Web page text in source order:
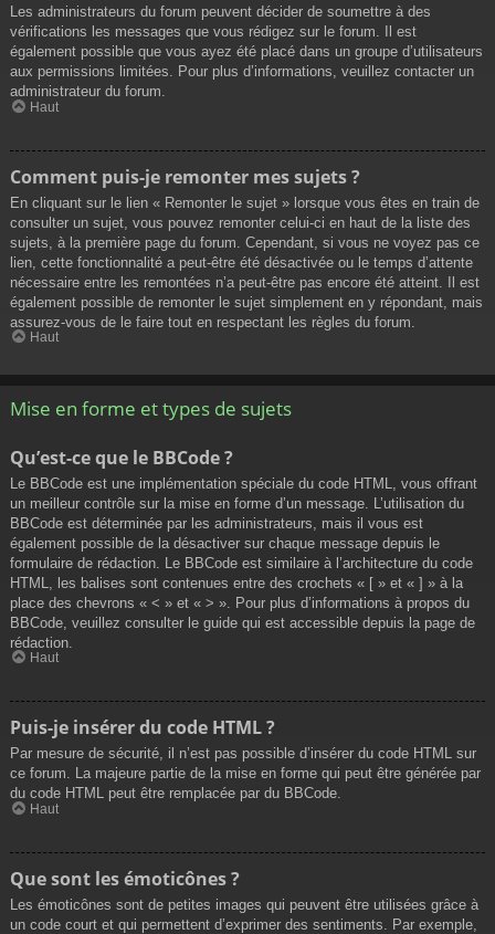
Les administrateurs du forum peuvent décider de soumettre à des
vérifications les messages que vous rédigez sur le forum. Il est
également possible que vous ayez été placé dans un groupe d’utilisateurs
aux permissions limitées. Pour plus d’informations, veuillez contacter un
administrateur du forum.
Haut
Comment puis-je remonter mes sujets ?
En cliquant sur le lien « Remonter le sujet » lorsque vous êtes en train de
consulter un sujet, vous pouvez remonter celui-ci en haut de la liste des
sujets, à la première page du forum. Cependant, si vous ne voyez pas ce
lien, cette fonctionnalité a peut-être été désactivée ou le temps d’attente
nécessaire entre les remontées n’a peut-être pas encore été atteint. Il est
également possible de remonter le sujet simplement en y répondant, mais
assurez-vous de le faire tout en respectant les règles du forum.
Haut
Mise en forme et types de sujets
Qu’est-ce que le BBCode ?
Le BBCode est une implémentation spéciale du code HTML, vous offrant
un meilleur contrôle sur la mise en forme d’un message. L’utilisation du
BBCode est déterminée par les administrateurs, mais il vous est
également possible de la désactiver sur chaque message depuis le
formulaire de rédaction. Le BBCode est similaire à l’architecture du code
HTML, les balises sont contenues entre des crochets « [ » et « ] » à la
place des chevrons « < » et « > ». Pour plus d’informations à propos du
BBCode, veuillez consulter le guide qui est accessible depuis la page de
rédaction.
Haut
Puis-je insérer du code HTML ?
Par mesure de sécurité, il n’est pas possible d’insérer du code HTML sur
ce forum. La majeure partie de la mise en forme qui peut être générée par
du code HTML peut être remplacée par du BBCode.
Haut
Que sont les émoticônes ?
Les émoticônes sont de petites images qui peuvent être utilisées grâce à
un code court et qui permettent d’exprimer des sentiments. Par exemple,